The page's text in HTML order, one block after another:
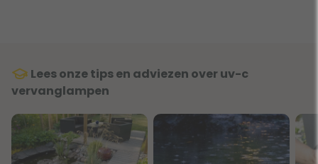
Lees onze tips en adviezen over uv-c
vervanglampen